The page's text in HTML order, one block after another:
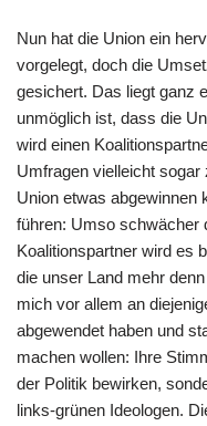
Nun hat die Union ein
vorgelegt, doch die
gesichert. Das liegt ganz
unmöglich ist, dass die
wird einen
Umfragen vielleicht
Union etwas abgewinnen
führen: Umso schwächer
Koalitionspartner wird es
die unser Land mehr
mich vor allem an
abgewendet haben und
machen wollen: Ihre
der Politik bewirken,
links-grünen Ideologen.